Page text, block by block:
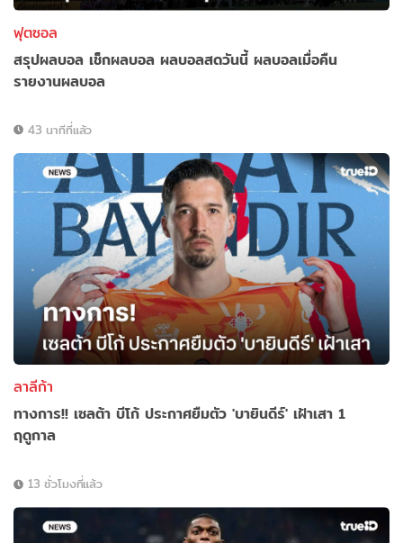
ฟุตซอล
สรุปผลบอล เช็กผลบอล ผลบอลสดวันนี้ ผลบอลเมื่อคืน
รายงานผลบอล
43 นาทีที่แล้ว
ลาลีก้า
ทางการ!! เซลต้า บีโก้ ประกาศยืมตัว 'บายินดีร์' เฝ้าเสา 1
ฤดูกาล
13 ชั่วโมงที่แล้ว